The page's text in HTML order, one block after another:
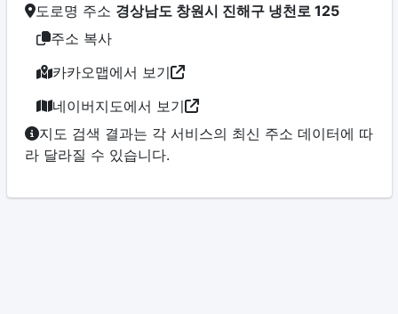
도로명 주소 경상남도 창원시 진해구 냉천로 125
주소 복사
카카오맵에서 보기
네이버지도에서 보기
지도 검색 결과는 각 서비스의 최신 주소 데이터에 따
라 달라질 수 있습니다.